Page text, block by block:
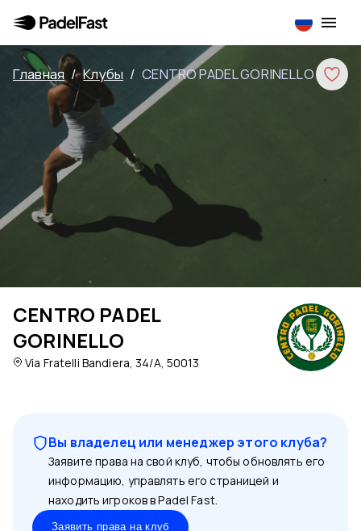
Главная / Клубы / CENTRO PADEL GORINELLO
CENTRO PADEL
GORINELLO
Via Fratelli Bandiera, 34/A, 50013
Вы владелец или менеджер этого клуба?
Заявите права на свой клуб, чтобы обновлять его
информацию, управлять его страницей и
находить игроков в Padel Fast.
Заявить права на клуб